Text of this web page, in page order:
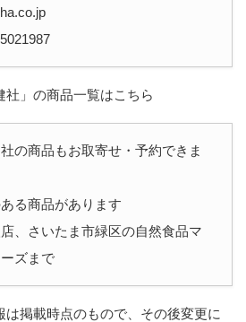
」の商品一覧はこちら
の商品もお取寄せ・予約できま
る商品があります
、さいたま市緑区の自然食品マ
ズまで
掲載時点のもので、その後変更に